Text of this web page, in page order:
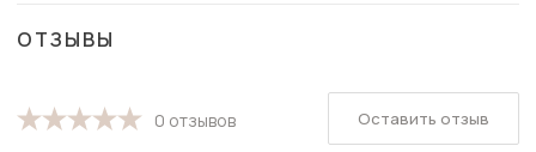
ОТЗЫВЫ
0 отзывов Оставить отзыв